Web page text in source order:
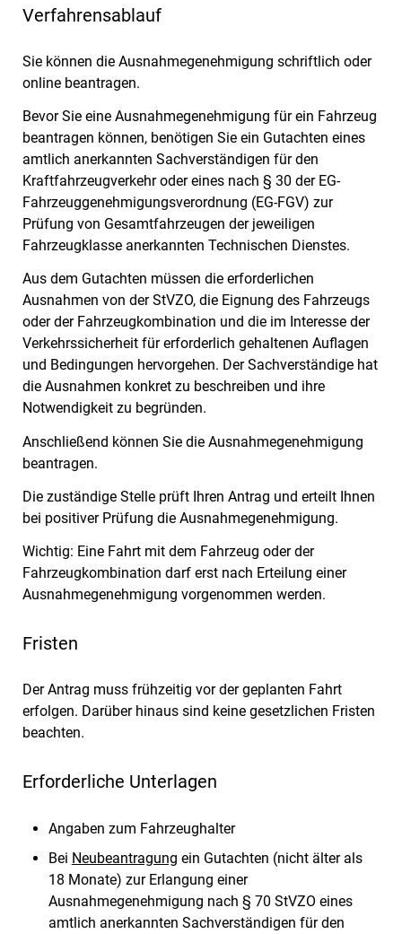
Verfahrensablauf
Sie können die Ausnahmegenehmigung schriftlich oder
online beantragen.
Bevor Sie eine Ausnahmegenehmigung für ein Fahrzeug
beantragen können, benötigen Sie ein Gutachten eines
amtlich anerkannten Sachverständigen für den
Kraftfahrzeugverkehr oder eines nach § 30 der EG-
Fahrzeuggenehmigungsverordnung (EG-FGV) zur
Prüfung von Gesamtfahrzeugen der jeweiligen
Fahrzeugklasse anerkannten Technischen Dienstes.
Aus dem Gutachten müssen die erforderlichen
Ausnahmen von der StVZO, die Eignung des Fahrzeugs
oder der Fahrzeugkombination und die im Interesse der
Verkehrssicherheit für erforderlich gehaltenen Auflagen
und Bedingungen hervorgehen. Der Sachverständige hat
die Ausnahmen konkret zu beschreiben und ihre
Notwendigkeit zu begründen.
Anschließend können Sie die Ausnahmegenehmigung
beantragen.
Die zuständige Stelle prüft Ihren Antrag und erteilt Ihnen
bei positiver Prüfung die Ausnahmegenehmigung.
Wichtig: Eine Fahrt mit dem Fahrzeug oder der
Fahrzeugkombination darf erst nach Erteilung einer
Ausnahmegenehmigung vorgenommen werden.
Fristen
Der Antrag muss frühzeitig vor der geplanten Fahrt
erfolgen. Darüber hinaus sind keine gesetzlichen Fristen
beachten.
Erforderliche Unterlagen
Angaben zum Fahrzeughalter
Bei Neubeantragung ein Gutachten (nicht älter als
18 Monate) zur Erlangung einer
Ausnahmegenehmigung nach § 70 StVZO eines
amtlich anerkannten Sachverständigen für den